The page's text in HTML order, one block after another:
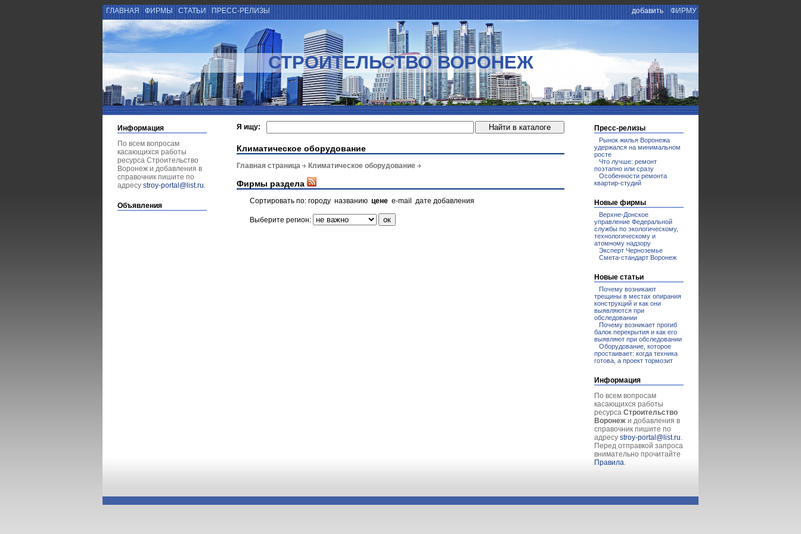
ГЛАВНАЯ ФИРМЫ СТАТЬИ ПРЕСС-РЕЛИЗЫ добавить ФИРМУ
СТРОИТЕЛЬСТВО ВОРОНЕЖ
Информация
По всем вопросам
касающихся работы
ресурса Строительство
Воронеж и добавления в
справочник пишите по
адресу stroy-portal@list.ru.
Объявления
Я ищу:
Климатическое оборудование
Главная страница Климатическое оборудование
Фирмы раздела
Сортировать по: городу названию цене e-mail дате добавления
Выберите регион:
Пресс-релизы
Рынок жилья Воронежа
удержался на минимальном
росте
Что лучше: ремонт
поэтапно или сразу
Особенности ремонта
квартир-студий
Новые фирмы
Верхне-Донское
управление Федеральной
службы по экологическому,
технологическому и
атомному надзору
Эксперт Черноземье
Смета-стандарт Воронеж
Новые статьи
Почему возникают
трещины в местах опирания
конструкций и как они
выявляются при
обследовании
Почему возникает прогиб
балок перекрытия и как его
выявляют при обследовании
Оборудование, которое
простаивает: когда техника
готова, а проект тормозит
Информация
По всем вопросам
касающихся работы
ресурса Строительство
Воронеж и добавления в
справочник пишите по
адресу stroy-portal@list.ru.
Перед отправкой запроса
внимательно прочитайте
Правила.